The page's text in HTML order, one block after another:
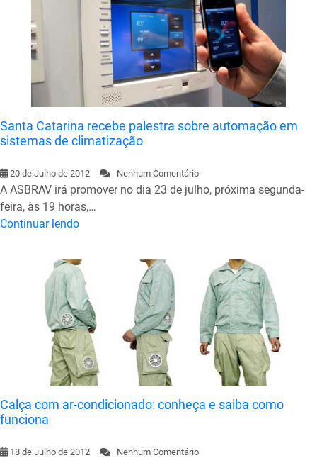
Santa Catarina recebe palestra sobre automação em
sistemas de climatização
20 de Julho de 2012 Nenhum Comentário
A ASBRAV irá promover no dia 23 de julho, próxima segunda-
feira, às 19 horas,…
Continuar lendo
Calça com ar-condicionado: conheça e saiba como
funciona
18 de Julho de 2012 Nenhum Comentário